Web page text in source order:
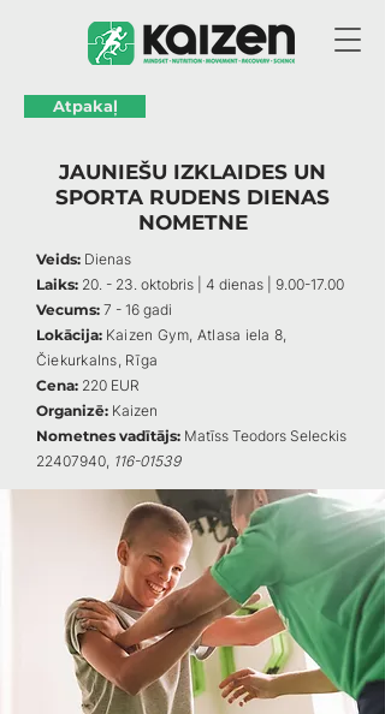
Atpakaļ
JAUNIEŠU IZKLAIDES UN
SPORTA RUDENS DIENAS
NOMETNE
Veids: Dienas
Laiks: 20. - 23. oktobris | 4 dienas | 9.00-17.00
Vecums: 7 - 16 gadi
Lokācija: Kaizen Gym, Atlasa iela 8,
Čiekurkalns, Rīga
Cena: 220 EUR
Organizē: Kaizen
Nometnes vadītājs: Matīss Teodors Seleckis
22407940, 116-01539